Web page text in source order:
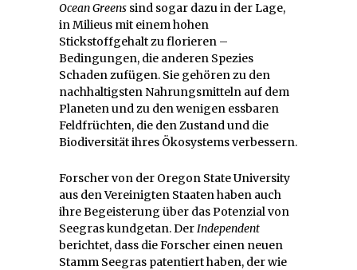
Ocean Greens sind sogar dazu in der Lage,
in Milieus mit einem hohen
Stickstoffgehalt zu florieren –
Bedingungen, die anderen Spezies
Schaden zufügen. Sie gehören zu den
nachhaltigsten Nahrungsmitteln auf dem
Planeten und zu den wenigen essbaren
Feldfrüchten, die den Zustand und die
Biodiversität ihres Ökosystems verbessern.
Forscher von der Oregon State University
aus den Vereinigten Staaten haben auch
ihre Begeisterung über das Potenzial von
Seegras kundgetan. DerIndependent
berichtet, dass die Forscher einen neuen
Stamm Seegras patentiert haben, der wie